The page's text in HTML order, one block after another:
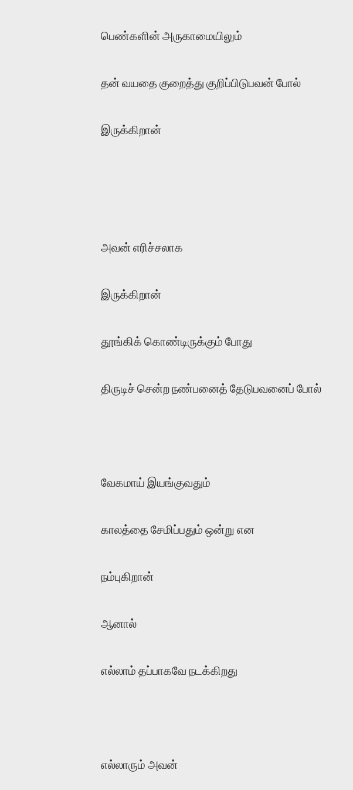
பெண்களின் அருகாமையிலும்
தன் வயதை குறைத்து குறிப்பிடுபவன் போல்
இருக்கிறான்
அவன் எரிச்சலாக
இருக்கிறான்
தூங்கிக் கொண்டிருக்கும் போது
திருடிச் சென்ற நண்பனைத் தேடுபவனைப் போல்
வேகமாய் இயங்குவதும்
காலத்தை சேமிப்பதும் ஒன்று என
நம்புகிறான்
ஆனால்
எல்லாம் தப்பாகவே நடக்கிறது
எல்லாரும் அவன்